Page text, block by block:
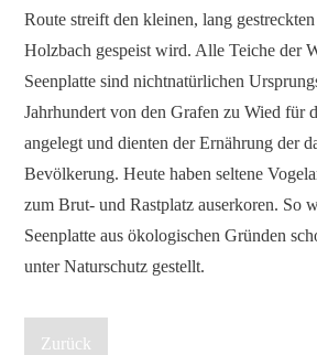
Route streift den kleinen, lang
Holzbach gespeist wird. Alle Teiche der
Seenplatte sind nichtnatürlichen
Jahrhundert von den Grafen zu Wied für
angelegt und dienten der Ernährung der
Bevölkerung. Heute haben seltene
zum Brut- und Rastplatz auserkoren. So
Seenplatte aus ökologischen Gründen
unter Naturschutz gestellt.
Zurück